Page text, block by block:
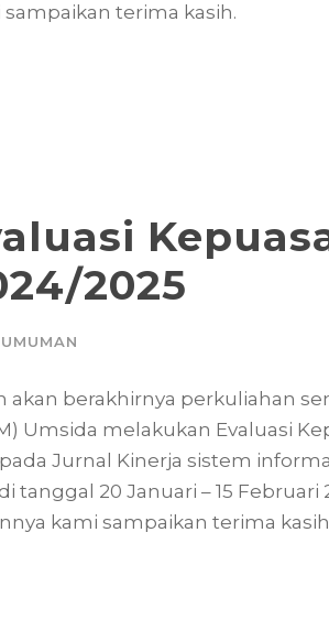
terima kasih.
2025
berakhirnya perkuliahan
Umsida melakukan Evaluasi
Jurnal Kinerja sistem
tanggal 20 Januari – 15 Februari
kami sampaikan terima